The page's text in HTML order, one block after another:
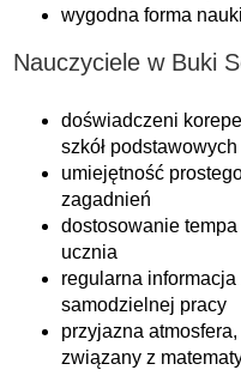
wygodna forma
Nauczyciele w Buki
doświadczeni
szkół
umiejętność
zagadnień
dostosowanie
ucznia
regularna
samodzielnej pracy
przyjazna
związany z